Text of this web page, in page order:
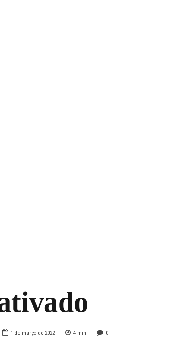
1 de março de 2022 4 min 0